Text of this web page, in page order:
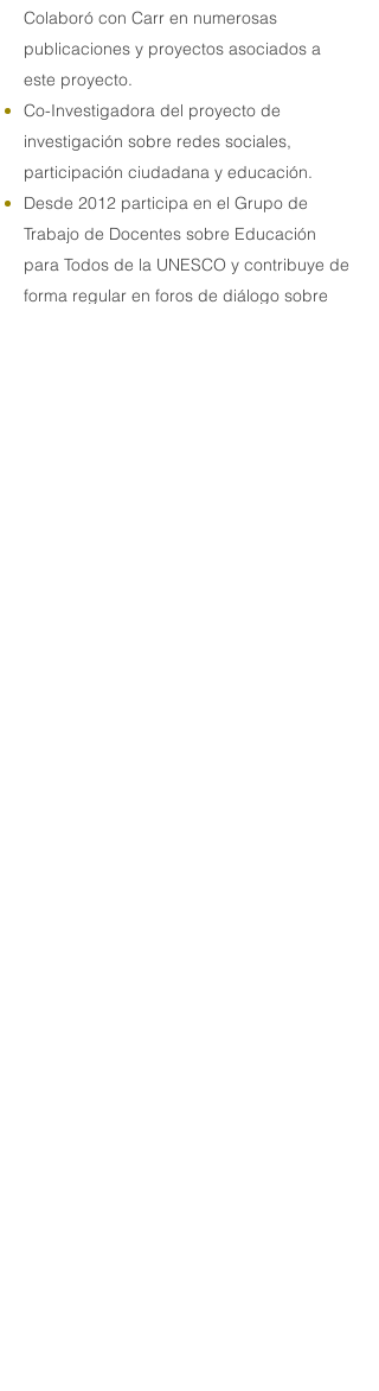
Colaboró ​​con Carr en numerosas
publicaciones y proyectos asociados a
este proyecto.
Co-Investigadora del proyecto de
investigación sobre redes sociales,
participación ciudadana y educación.
Desde 2012 participa en el Grupo de
Trabajo de Docentes sobre Educación
para Todos de la UNESCO y contribuye de
forma regular en foros de diálogo sobre